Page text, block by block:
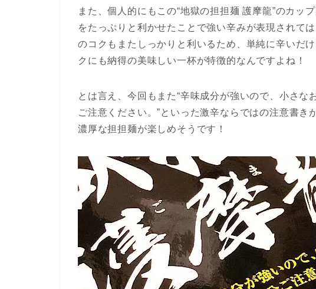
また、個人的にもこの“地獄の担担麺 護摩龍”のカッ
をたっぷりと利かせたことで強い辛みが表現されて
のコクもまたしっかりと利いるため、単純に辛いだ
クにも納得の美味しい一杯が特徴的なんですよね！
とは言え、今回もまた“辛味成分が強いので、小さな
ご注意ください。”といった激辛ならではの注意書き
濃厚な担担麺が楽しめそうです！